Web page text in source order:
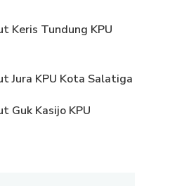
Keris Tundung KPU
Jura KPU Kota Salatiga
Guk Kasijo KPU